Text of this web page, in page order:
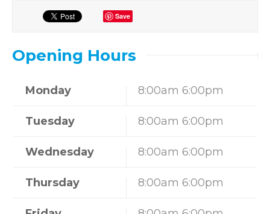
Save
Opening Hours
Monday 8:00am 6:00pm
Tuesday 8:00am 6:00pm
Wednesday 8:00am 6:00pm
Thursday 8:00am 6:00pm